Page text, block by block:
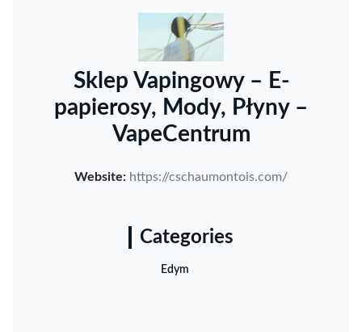
Sklep Vapingowy – E-
papierosy, Mody, Płyny –
VapeCentrum
Website: https://cschaumontois.com/
Categories
Edym